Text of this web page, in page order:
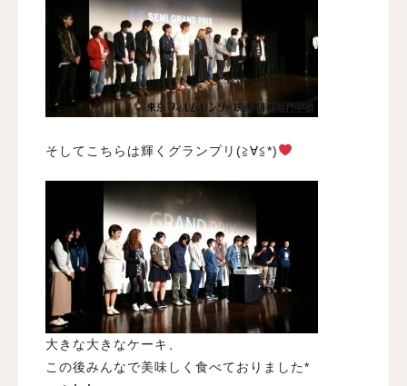
そしてこちらは輝くグランプリ(≧∀≦*)
大きな大きなケーキ、
この後みんなで美味しく食べておりました*ゝ